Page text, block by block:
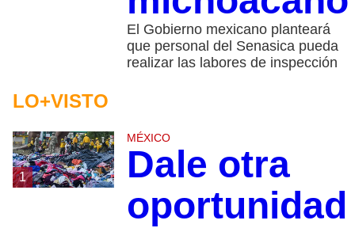
El Gobierno mexicano planteará
que personal del Senasica pueda
realizar las labores de inspección
LO+VISTO
1
MÉXICO
Dale otra
oportunidad